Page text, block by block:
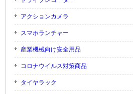
アクションカメラ
スマホランチャー
産業機械向け安全用品
コロナウイルス対策商品
タイヤラック